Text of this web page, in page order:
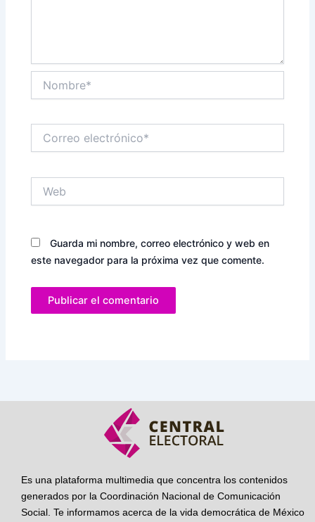
electrónico*
Guarda mi nombre, correo electrónico y web en
este navegador para la próxima vez que comente.
Es una plataforma multimedia que concentra los contenidos
generados por la Coordinación Nacional de Comunicación
Social. Te informamos acerca de la vida democrática de México